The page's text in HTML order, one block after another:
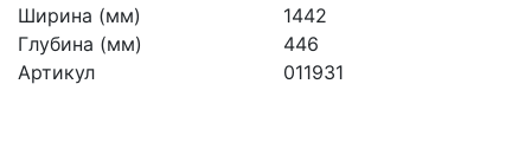
Ширина (мм)
1442
Глубина (мм)
446
Артикул
011931